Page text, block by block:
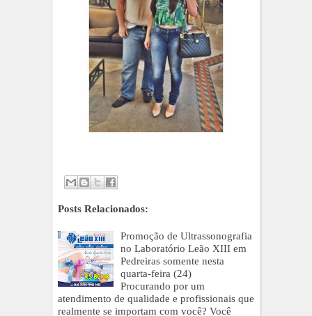
Posts Relacionados:
Promoção de Ultrassonografia
no Laboratório Leão XIII em
Pedreiras somente nesta
quarta-feira (24)
Procurando por um
atendimento de qualidade e profissionais que
realmente se importam com você? Você